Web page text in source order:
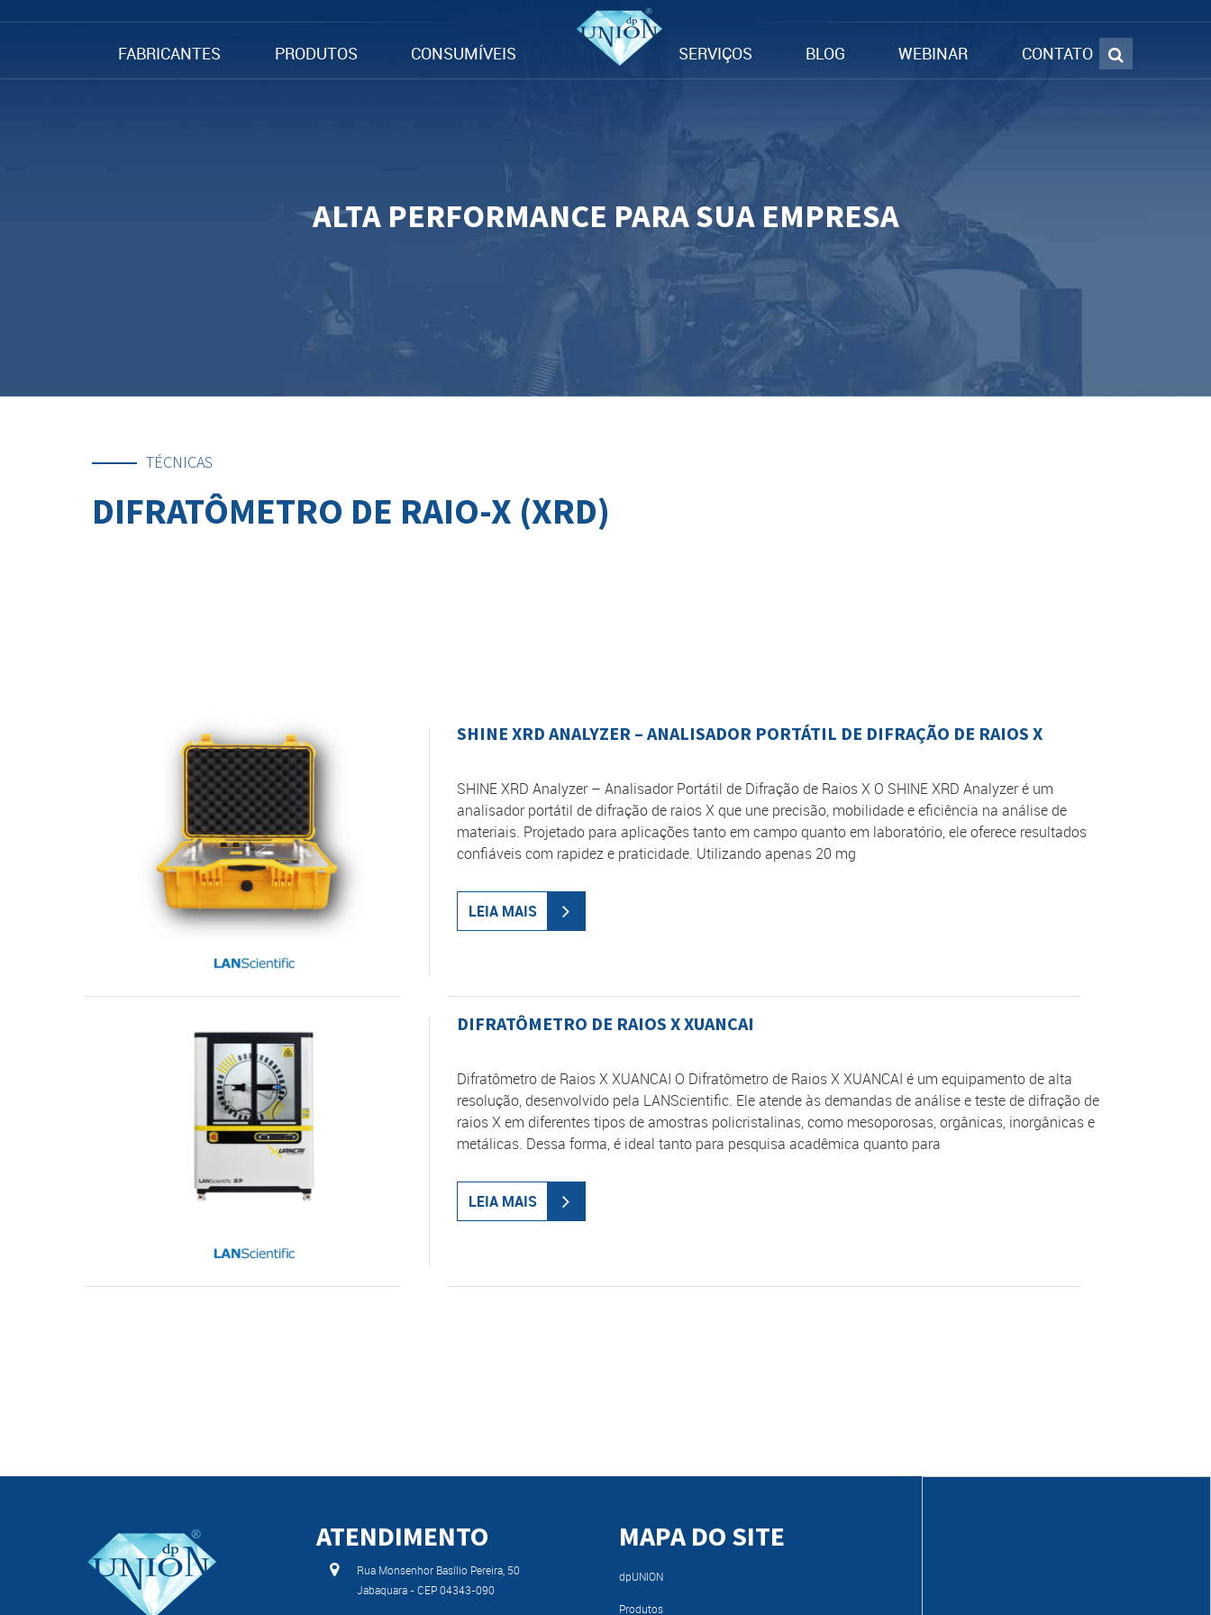
FABRICANTES PRODUTOS CONSUMÍVEIS SERVIÇOS BLOG WEBINAR CONTATO
ALTA PERFORMANCE PARA SUA EMPRESA
TÉCNICAS
DIFRATÔMETRO DE RAIO-X (XRD)
SHINE XRD ANALYZER – ANALISADOR PORTÁTIL DE DIFRAÇÃO DE RAIOS X
SHINE XRD Analyzer – Analisador Portátil de Difração de Raios X O SHINE XRD Analyzer é um
analisador portátil de difração de raios X que une precisão, mobilidade e eficiência na análise de
materiais. Projetado para aplicações tanto em campo quanto em laboratório, ele oferece resultados
confiáveis com rapidez e praticidade. Utilizando apenas 20 mg
LEIA MAIS
DIFRATÔMETRO DE RAIOS X XUANCAI
Difratômetro de Raios X XUANCAI O Difratômetro de Raios X XUANCAI é um equipamento de alta
resolução, desenvolvido pela LANScientific. Ele atende às demandas de análise e teste de difração de
raios X em diferentes tipos de amostras policristalinas, como mesoporosas, orgânicas, inorgânicas e
metálicas. Dessa forma, é ideal tanto para pesquisa acadêmica quanto para
LEIA MAIS
ATENDIMENTO
Rua Monsenhor Basílio Pereira, 50
Jabaquara - CEP 04343-090
MAPA DO SITE
dpUNION
Produtos